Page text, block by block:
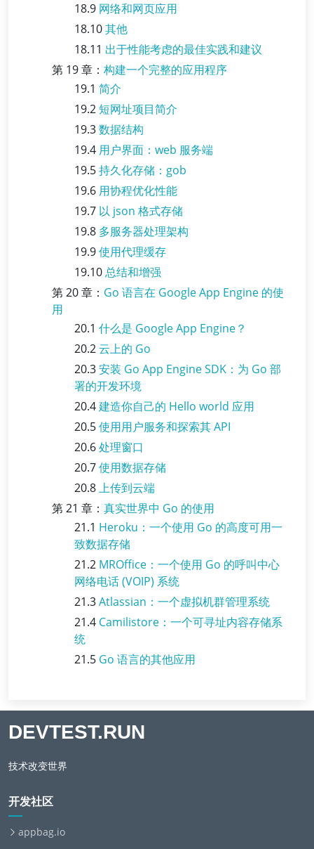
18.9 网络和网页应用
18.10其他
18.11 出于性能考虑的最佳实践和建议
第 19 章： 构建一个完整的应用程序
19.1 简介
19.2短网址项目简介
19.3数据结构
19.4 用户界面：web 服务端
19.5持久化存储：gob
19.6 用协程优化性能
19.7 以 json 格式存储
19.8 多服务器处理架构
19.9使用代理缓存
19.10总结和增强
第 20 章： Go 语言在 Google App Engine 的使
用
20.1 什么是 Google App Engine？
20.2云上的 Go
20.3安装 Go App Engine SDK：为 Go 部
署的开发环境
20.4建造你自己的 Hello world 应用
20.5使用用户服务和探索其 API
20.6处理窗口
20.7使用数据存储
20.8上传到云端
第 21 章： 真实世界中 Go 的使用
21.1 Heroku：一个使用 Go 的高度可用一
致数据存储
21.2 MROffice：一个使用 Go 的呼叫中心
网络电话 (VOIP) 系统
21.3Atlassian：一个虚拟机群管理系统
21.4 Camilistore：一个可寻址内容存储系
统
21.5 Go 语言的其他应用
DEVTEST.RUN
技术改变世界
开发社区
appbag.io